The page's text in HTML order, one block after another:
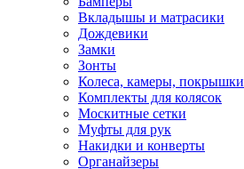
Вкладышы и матрасики
Дождевики
Замки
Зонты
Колеса, камеры, покрышки
Комплекты для колясок
Москитные сетки
Муфты для рук
Накидки и конверты
Органайзеры